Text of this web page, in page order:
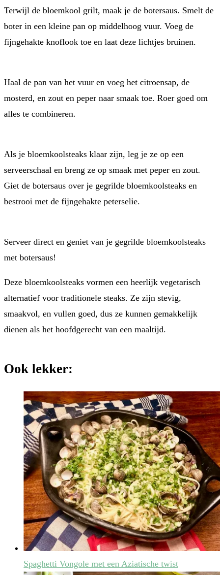
Terwijl de bloemkool grilt, maak je de botersaus. Smelt de
boter in een kleine pan op middelhoog vuur. Voeg de
fijngehakte knoflook toe en laat deze lichtjes bruinen.
Haal de pan van het vuur en voeg het citroensap, de
mosterd, en zout en peper naar smaak toe. Roer goed om
alles te combineren.
Als je bloemkoolsteaks klaar zijn, leg je ze op een
serveerschaal en breng ze op smaak met peper en zout.
Giet de botersaus over je gegrilde bloemkoolsteaks en
bestrooi met de fijngehakte peterselie.
Serveer direct en geniet van je gegrilde bloemkoolsteaks
met botersaus!
Deze bloemkoolsteaks vormen een heerlijk vegetarisch
alternatief voor traditionele steaks. Ze zijn stevig,
smaakvol, en vullen goed, dus ze kunnen gemakkelijk
dienen als het hoofdgerecht van een maaltijd.
Ook lekker:
Spaghetti Vongole met een Aziatische twist